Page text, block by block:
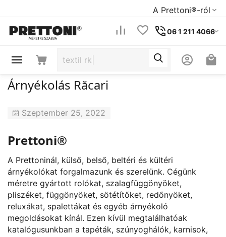
A Prettoni®-ról
06 1 211 4066
Árnyékolás Răcari
Szeptember 25, 2022
Prettoni®
A Prettoninál, külső, belső, beltéri és kültéri
árnyékolókat forgalmazunk és szerelünk. Cégünk
méretre gyártott rolókat, szalagfüggönyöket,
pliszéket, függönyöket, sötétítőket, redőnyöket,
reluxákat, spalettákat és egyéb árnyékoló
megoldásokat kínál. Ezen kívül megtalálhatóak
katalógusunkban a tapéták, szúnyoghálók, karnisok,